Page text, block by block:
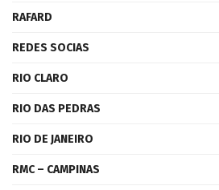
RAFARD
REDES SOCIAS
RIO CLARO
RIO DAS PEDRAS
RIO DE JANEIRO
RMC – CAMPINAS